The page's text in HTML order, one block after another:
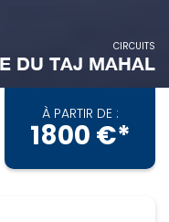
CIRCUITS
DU TAJ MAHAL
À PARTIR DE :
1800 €*